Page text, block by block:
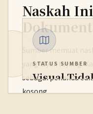
Naskah
Sumber memuat
yang layak tayang.
sebagai penanda
kosong.
STATUS SUMBER
Visual